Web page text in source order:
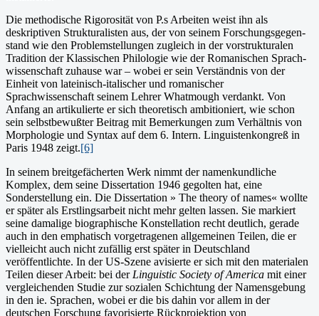
Die methodische Rigorosität von P.s Arbeiten weist ihn als
deskriptiven Strukturalisten aus, der von seinem Forschungsgegen­
stand wie den Problemstellungen zugleich in der vorstrukturalen
Tradition der Klassischen Philologie wie der Romanischen Sprach­
wissenschaft zuhause war – wobei er sein Verständnis von der
Einheit von lateinisch-italischer und romanischer
Sprachwissenschaft seinem Lehrer Whatmough verdankt. Von
Anfang an artikulierte er sich theoretisch ambitioniert, wie schon
sein selbstbewußter Beitrag mit Bemerkungen zum Verhältnis von
Morphologie und Syntax auf dem 6. Intern. Linguistenkongreß in
Paris 1948 zeigt.[6]
In seinem breitgefächerten Werk nimmt der namenkundliche
Komplex, dem seine Dissertation 1946 gegolten hat, eine
Sonderstellung ein. Die Dissertation » The theory of names« wollte
er später als Erstlingsarbeit nicht mehr gelten lassen. Sie markiert
seine damalige biographische Konstellation recht deutlich, gerade
auch in den emphatisch vorgetragenen allgemeinen Teilen, die er
vielleicht auch nicht zufällig erst später in Deutschland
veröffentlichte. In der US-Szene avisierte er sich mit den materialen
Teilen dieser Arbeit: bei der Linguistic Society of America mit einer
vergleichenden Studie zur sozialen Schichtung der Namensgebung
in den ie. Sprachen, wobei er die bis dahin vor allem in der
deutschen Forschung favorisierte Rückprojektion von